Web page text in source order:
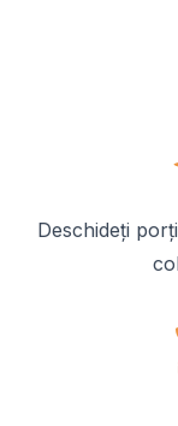
Deschideți